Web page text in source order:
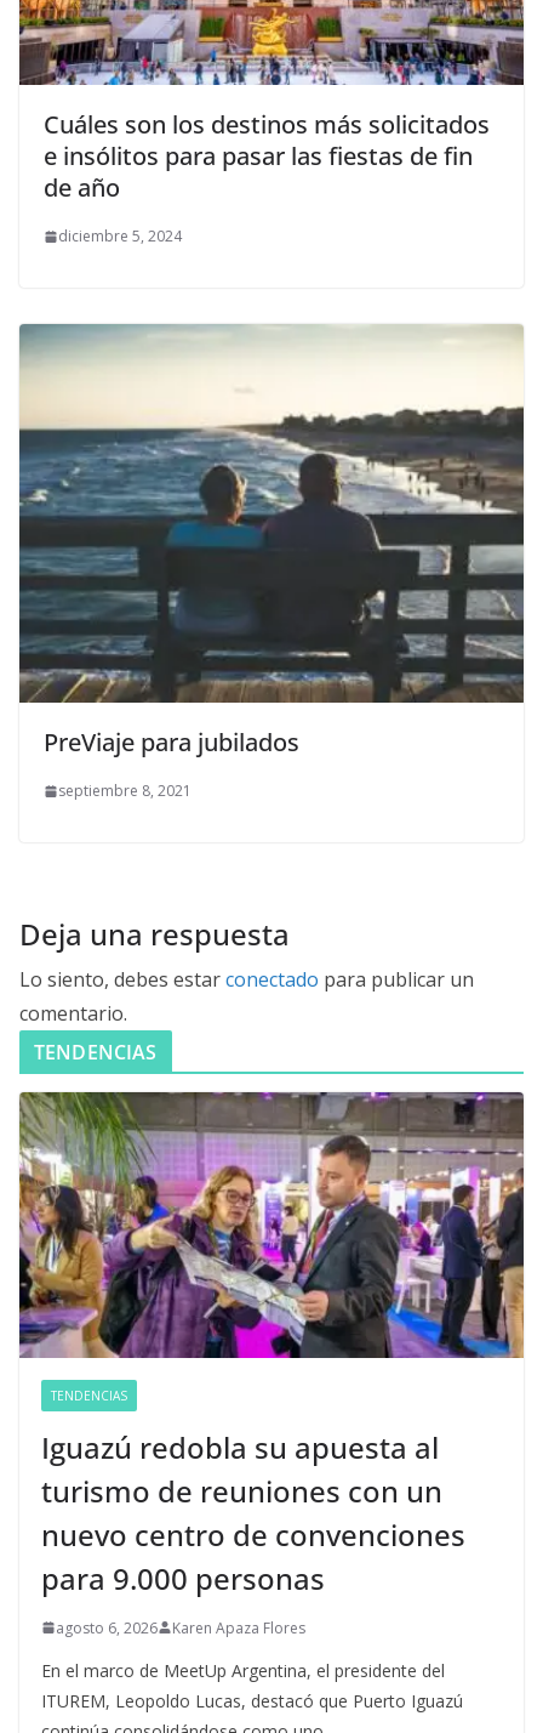
Cuáles son los destinos más solicitados
e insólitos para pasar las fiestas de fin
de año
diciembre 5, 2024
PreViaje para jubilados
septiembre 8, 2021
Deja una respuesta
Lo siento, debes estarconectado para publicar un
comentario.
TENDENCIAS
TENDENCIAS
Iguazú redobla su apuesta al
turismo de reuniones con un
nuevo centro de convenciones
para 9.000 personas
agosto 6, 2026 Karen Apaza Flores
En el marco de MeetUp Argentina, el presidente del
ITUREM, Leopoldo Lucas, destacó que Puerto Iguazú